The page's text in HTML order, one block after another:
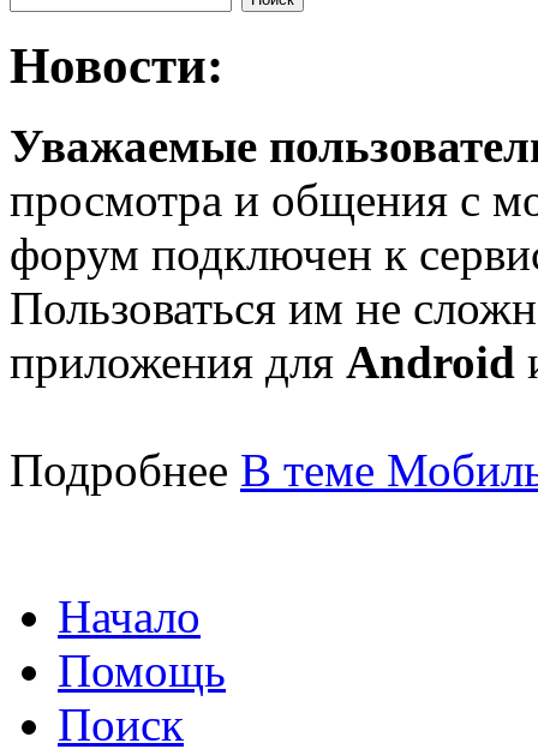
Новости:
Уважаемые
просмотра и общения с
форум подключен к
Пользоваться им не
приложения для Android
Подробнее В теме
Начало
Помощь
Поиск